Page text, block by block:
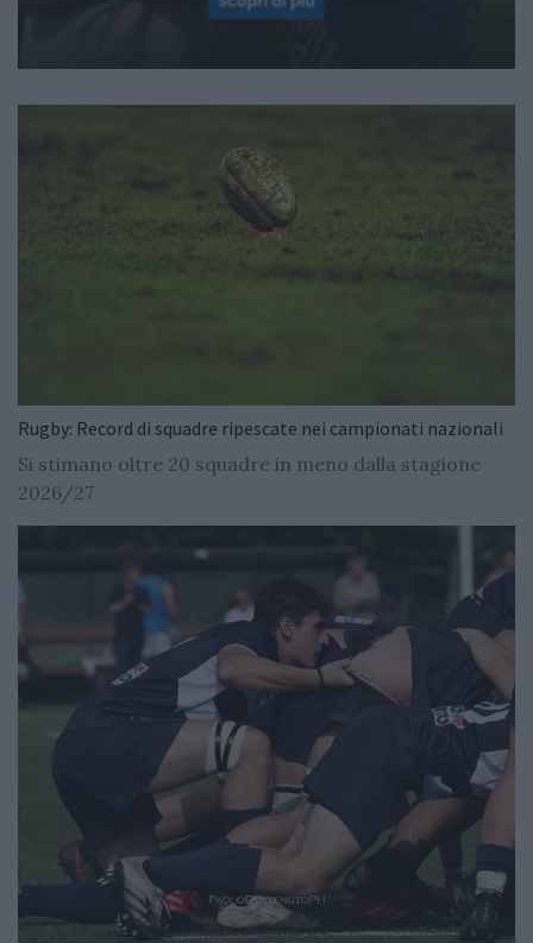
Rugby: Record di squadre ripescate nei campionati nazionali
Si stimano oltre 20 squadre in meno dalla stagione
2026/27